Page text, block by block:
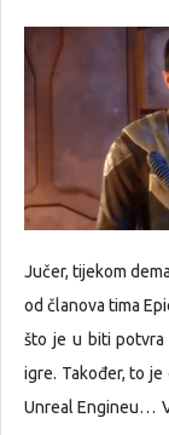
Jučer, tijekom
od članova tima
što je u biti potvra
igre. Također, to
Unreal Engineu…